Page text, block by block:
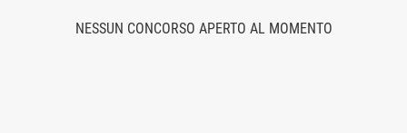
NESSUN CONCORSO APERTO AL MOMENTO